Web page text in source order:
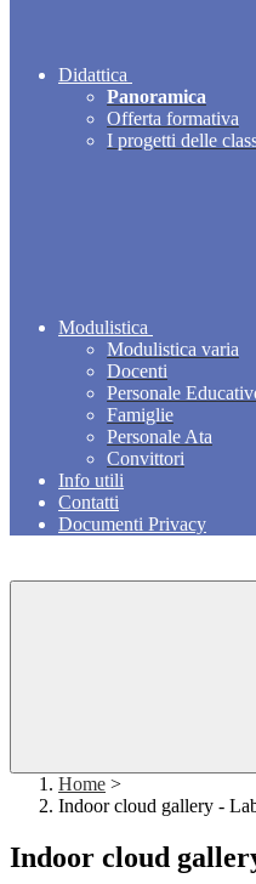
Didattica
Panoramica
Offerta formativa
I progetti delle
Modulistica
Modulistica varia
Docenti
Personale
Famiglie
Personale Ata
Convittori
Info utili
Contatti
Documenti Privacy
Home >
Indoor cloud gallery -
Indoor cloud